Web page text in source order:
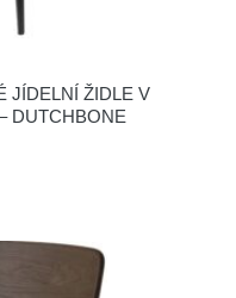
JÍDELNÍ ŽIDLE V
DUTCHBONE